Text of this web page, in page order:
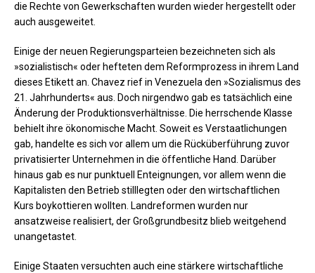
die Rechte von Gewerkschaften wurden wieder hergestellt oder
auch ausgeweitet.
Einige der neuen Regierungsparteien bezeichneten sich als
»sozialistisch« oder hefteten dem Reformprozess in ihrem Land
dieses Etikett an. Chavez rief in Venezuela den »Sozialismus des
21. Jahrhunderts« aus. Doch nirgendwo gab es tatsächlich eine
Änderung der Produktionsverhältnisse. Die herrschende Klasse
behielt ihre ökonomische Macht. Soweit es Verstaatlichungen
gab, handelte es sich vor allem um die Rücküberführung zuvor
privatisierter Unternehmen in die öffentliche Hand. Darüber
hinaus gab es nur punktuell Enteignungen, vor allem wenn die
Kapitalisten den Betrieb stilllegten oder den wirtschaftlichen
Kurs boykottieren wollten. Landreformen wurden nur
ansatzweise realisiert, der Großgrundbesitz blieb weitgehend
unangetastet.
Einige Staaten versuchten auch eine stärkere wirtschaftliche